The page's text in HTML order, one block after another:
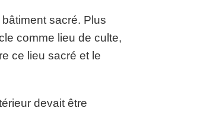
sacré. Plus
comme lieu de culte,
ce lieu sacré et le
devait être